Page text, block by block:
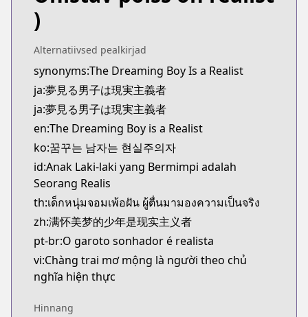
MangaUpdates
https://www.mangaupdates.com/
novelUpdates
novelUpdates
https://www.novelupdates.com/series/yume-
Book☆Walker
Book☆Walker
https://bookwalker.jp/series/319275/list
Web Ace
Web Ace
https://web-ace.jp/shonenace/contents/518/
ComicWalker
ComicWalker
https://comic-walker.com/contents/detail/
)
Alternatiivsed pealkirjad
synonyms:The Dreaming Boy Is a Realist
ja:夢見る男子は現実主義者
ja:夢見る男子は現実主義者
en:The Dreaming Boy is a Realist
ko:꿈꾸는 남자는 현실주의자
id:Anak Laki-laki yang Bermimpi adalah
Seorang Realis
th:เด็กหนุ่มจอมเพ้อฝัน ผู้ตื่นมามองความเป็นจริง
zh:满怀美梦的少年是现实主义者
pt-br:O garoto sonhador é realista
vi:Chàng trai mơ mộng là người theo chủ
nghĩa hiện thực
Hinnang